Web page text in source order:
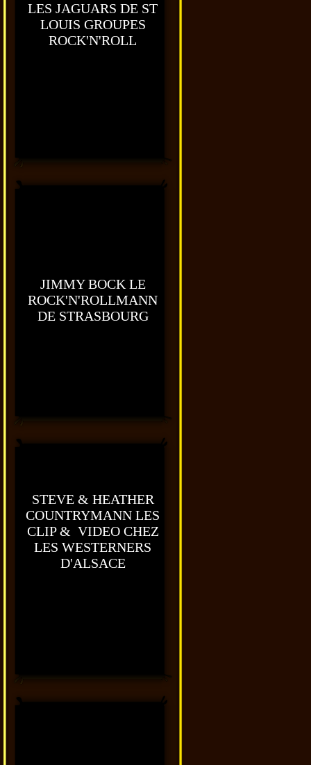
LES JAGUARS DE ST
LOUIS GROUPES
ROCK'N'ROLL
JIMMY BOCK LE
ROCK'N'ROLLMANN
DE STRASBOURG
STEVE & HEATHER
COUNTRYMANN LES
CLIP & VIDEO CHEZ
LES WESTERNERS
D'ALSACE